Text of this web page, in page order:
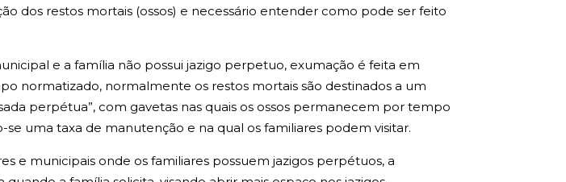
dos restos mortais (ossos) e necessário entender como pode ser feito
e a família não possui jazigo perpetuo, exumação é feita em
normatizado, normalmente os restos mortais são destinados a um
perpétua”, com gavetas nas quais os ossos permanecem por tempo
uma taxa de manutenção e na qual os familiares podem visitar.
e municipais onde os familiares possuem jazigos perpétuos, a